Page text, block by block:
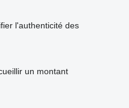
l'authenticité des
un montant